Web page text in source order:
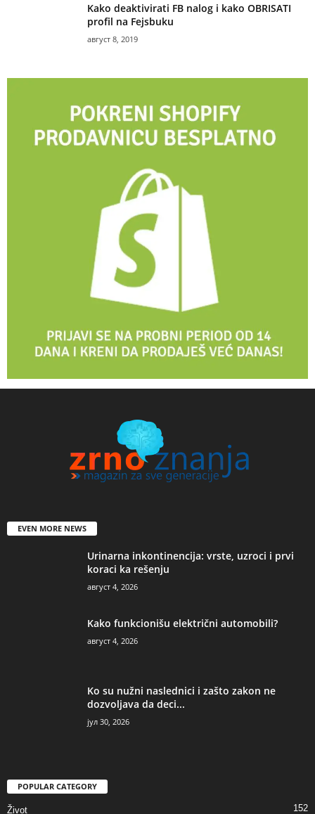
Kako deaktivirati FB nalog i kako OBRISATI
profil na Fejsbuku
август 8, 2019
EVEN MORE NEWS
Urinarna inkontinencija: vrste, uzroci i prvi
koraci ka rešenju
август 4, 2026
Kako funkcionišu električni automobili?
август 4, 2026
Ko su nužni naslednici i zašto zakon ne
dozvoljava da deci...
јул 30, 2026
POPULAR CATEGORY
Život 152